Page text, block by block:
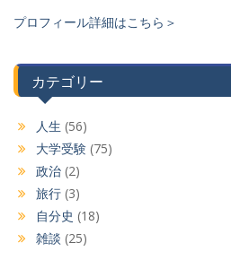
プロフィール詳細はこちら＞
カテゴリー
人生 (56)
大学受験 (75)
政治 (2)
旅行 (3)
自分史 (18)
雑談 (25)